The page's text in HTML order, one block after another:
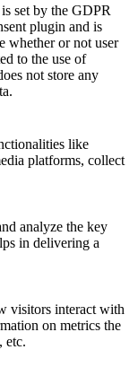
set by the GDPR
plugin and is
whether or not user
to the use of
not store any
like
platforms, collect
analyze the key
in delivering a
visitors interact with
on metrics the
etc.